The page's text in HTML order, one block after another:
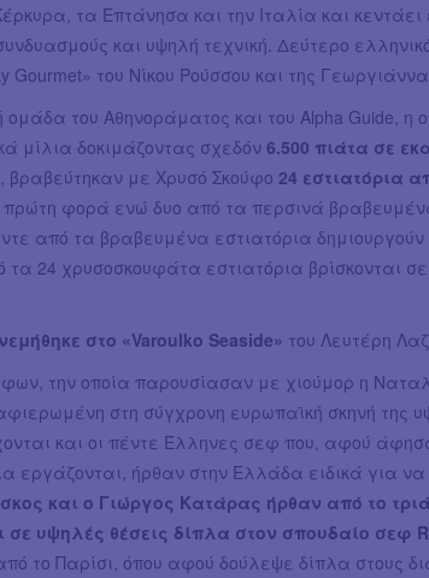
τα Επτάνησα και την Ιταλία και κεντάει
και υψηλή τεχνική. Δεύτερο
Gourmet» του Νίκου Ρούσσου και της
ομάδα του Αθηνοράματος και του Alpha Guide, η
μίλια δοκιμάζοντας σχεδόν 6.500 πιάτα σε
, βραβεύτηκαν με Χρυσό Σκούφo 24 εστιατόρια
φορά ενώ δυο από τα περσινά
από τα βραβευμένα εστιατόρια δημιουργούν
τα 24 χρυσοσκουφάτα εστιατόρια βρίσκονται
στο «Varoulko Seaside» του Λευτέρη
την οποία παρουσίασαν με χιούμορ η
στη σύγχρονη ευρωπαϊκή σκηνή της
και οι πέντε Έλληνες σεφ που, αφού
εργάζονται, ήρθαν στην Ελλάδα ειδικά για να
και ο Γιώργος Κατάρας ήρθαν από το
υψηλές θέσεις δίπλα στον σπουδαίο σεφ
το Παρίσι, όπου αφού δούλεψε δίπλα στους